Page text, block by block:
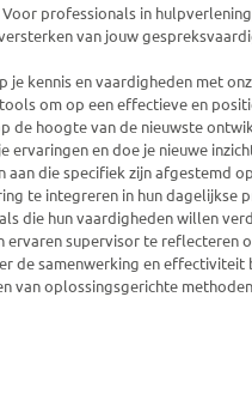
Voor professionals in
van jouw
je kennis en vaardigheden met
om op een effectieve en
de hoogte van de nieuwste
en doe je nieuwe
aan die specifiek zijn afgestemd
te integreren in hun
die hun vaardigheden willen
supervisor te reflecteren
de samenwerking en
van oplossingsgerichte